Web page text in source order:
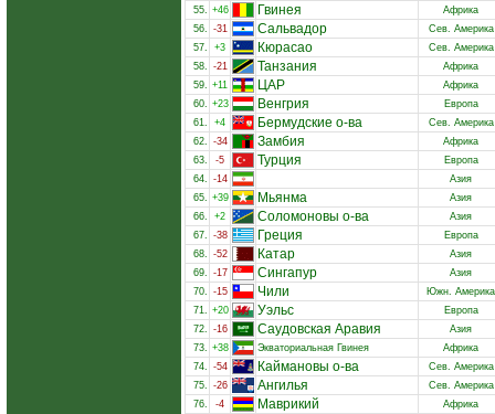
55. +46 Гвинея
Африка
56. -31 Сальвадор
Сев. Америка
57.
+3 Кюрасао
Сев. Америка
58. -21 Танзания
Африка
59. +11 ЦАР
Африка
60. +23 Венгрия
Европа
61.
+4 Бермудские о-ва
Сев. Америка
62. -34 Замбия
Африка
63.
-5 Турция
Европа
64. -14
Азия
65. +39 Мьянма
Азия
66.
+2 Соломоновы о-ва
Азия
67. -38 Греция
Европа
68. -52 Катар
Азия
69. -17 Сингапур
Азия
70. -15 Чили
Южн. Америка
71. +20 Уэльс
Европа
72. -16 Саудовская Аравия
Азия
73. +38 Экваториальная Гвинея
Африка
74. -54 Каймановы о-ва
Сев. Америка
75. -26 Ангилья
Сев. Америка
76.
-4 Маврикий
Африка